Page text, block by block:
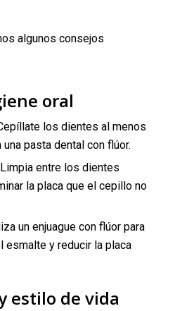
algunos consejos
oral
los dientes al menos
pasta dental con flúor.
entre los dientes
la placa que el cepillo no
un enjuague con flúor para
esmalte y reducir la placa
estilo de vida